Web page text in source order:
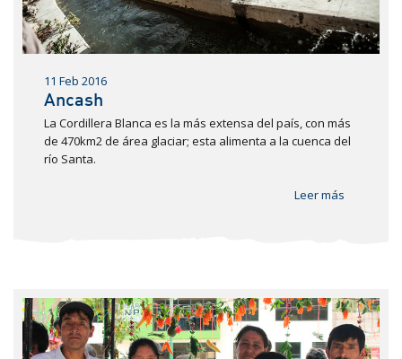
11 Feb 2016
Ancash
La Cordillera Blanca es la más extensa del país, con más
de 470km2 de área glaciar; esta alimenta a la cuenca del
río Santa.
Leer más